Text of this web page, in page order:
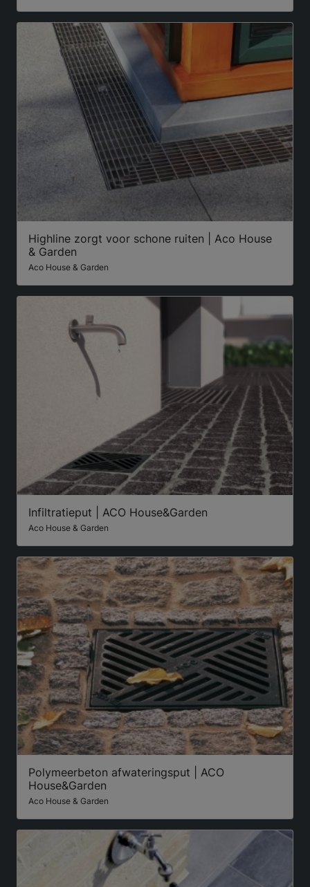
Highline zorgt voor schone ruiten | Aco House
& Garden
Aco House & Garden
Infiltratieput | ACO House&Garden
Aco House & Garden
Polymeerbeton afwateringsput | ACO
House&Garden
Aco House & Garden